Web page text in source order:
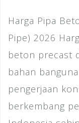
Harga Pipa
Pipe) 2026
beton precast
bahan
pengerjaan
berkembang